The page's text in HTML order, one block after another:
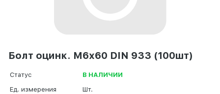
Болт оцинк. М6х60 DIN 933 (100шт)
Статус
В НАЛИЧИИ
Ед. измерения
Шт.